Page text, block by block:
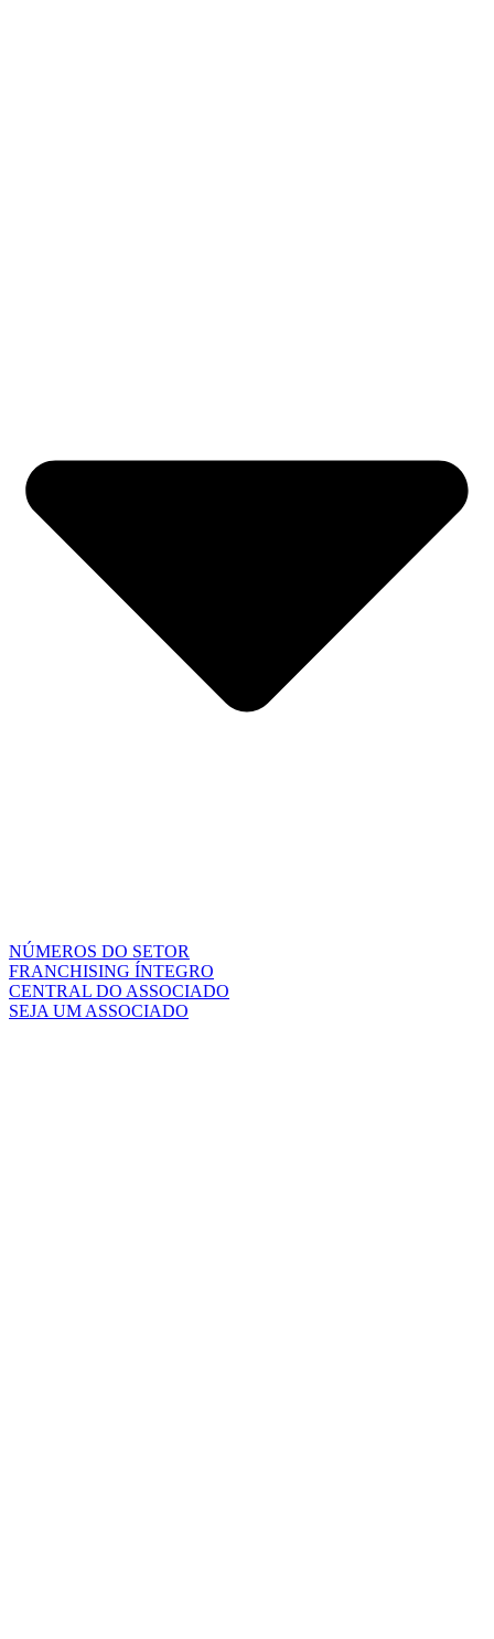
NÚMEROS DO SETOR
FRANCHISING ÍNTEGRO
CENTRAL DO ASSOCIADO
SEJA UM ASSOCIADO